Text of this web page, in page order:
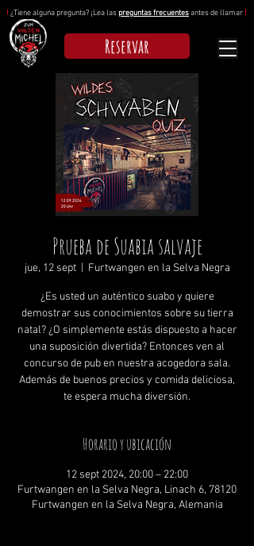
! ¿Tiene alguna pregunta? ¡Lea las preguntas frecuentesantes de llamar !
Reservar
Prueba de Suabia salvaje
jue, 12 sept
  |
Furtwangen en la Selva Negra
¿Es usted un auténtico suabo y quiere
demostrar sus conocimientos sobre su tierra
natal? ¿O simplemente estás dispuesto a hacer
una suposición divertida? Entonces ven al
concurso de pub en nuestra acogedora sala.
Además de buenos precios y comida deliciosa,
te espera mucha diversión.
Horario y ubicación
12 sept 2024, 20:00 – 22:00
Furtwangen en la Selva Negra, Linach 6, 78120
Furtwangen en la Selva Negra, Alemania